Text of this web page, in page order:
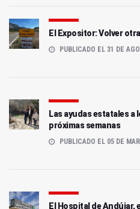
El Expositor: Volver
PUBLICADO EL 31 DE
Las ayudas estatales
próximas semanas
PUBLICADO EL 05 DE
El Hospital de Andújar,